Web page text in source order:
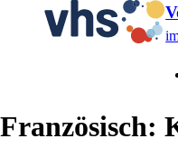
Französisch: